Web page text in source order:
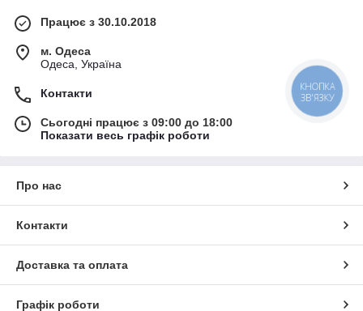
Працює з 30.10.2018
м. Одеса
Одеса, Україна
Контакти
Сьогодні працює з 09:00 до 18:00
Показати весь графік роботи
Про нас
Контакти
Доставка та оплата
Графік роботи
КНОПКА
ЗВ'ЯЗКУ